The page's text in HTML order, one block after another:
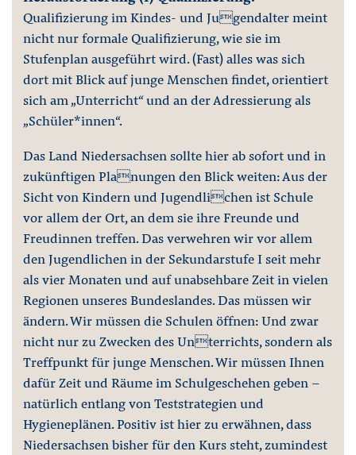
Qualifizierung im Kindes- und Jugendalter meint
nicht nur formale Qualifizierung, wie sie im
Stufenplan ausgeführt wird. (Fast) alles was sich
dort mit Blick auf junge Menschen findet, orientiert
sich am „Unterricht“ und an der Adressierung als
„Schüler*innen“.
Das Land Niedersachsen sollte hier ab sofort und in
zukünftigen Planungen den Blick weiten: Aus der
Sicht von Kindern und Jugendlichen ist Schule
vor allem der Ort, an dem sie ihre Freunde und
Freudinnen treffen. Das verwehren wir vor allem
den Jugendlichen in der Sekundarstufe I seit mehr
als vier Monaten und auf unabsehbare Zeit in vielen
Regionen unseres Bundeslandes. Das müssen wir
ändern. Wir müssen die Schulen öffnen: Und zwar
nicht nur zu Zwecken des Unterrichts, sondern als
Treffpunkt für junge Menschen. Wir müssen Ihnen
dafür Zeit und Räume im Schulgeschehen geben –
natürlich entlang von Teststrategien und
Hygieneplänen. Positiv ist hier zu erwähnen, dass
Niedersachsen bisher für den Kurs steht, zumindest